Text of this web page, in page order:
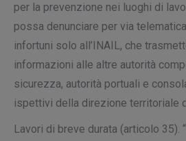
per la prevenzione nei luoghi di
possa denunciare per via
infortuni solo all’INAIL, che
informazioni alle altre autorità
sicurezza, autorità portuali e
ispettivi della direzione territoriale
Lavori di breve durata (articolo 35).